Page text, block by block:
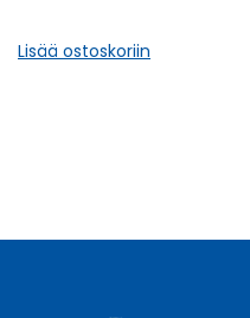
Lisää ostoskoriin